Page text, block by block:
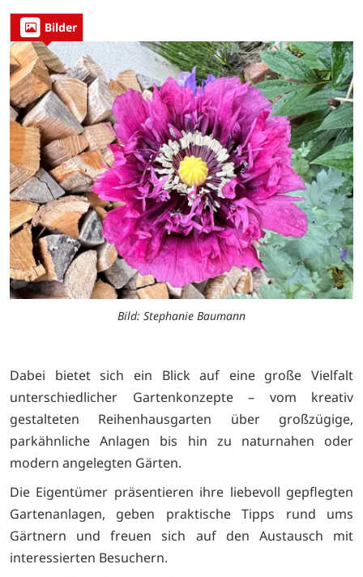
Bilder
Bild: Stephanie Baumann
Dabei bietet sich ein Blick auf eine große Vielfalt
unterschiedlicher Gartenkonzepte – vom kreativ
gestalteten Reihenhausgarten über großzügige,
parkähnliche Anlagen bis hin zu naturnahen oder
modern angelegten Gärten.
Die Eigentümer präsentieren ihre liebevoll gepflegten
Gartenanlagen, geben praktische Tipps rund ums
Gärtnern und freuen sich auf den Austausch mit
interessierten Besuchern.